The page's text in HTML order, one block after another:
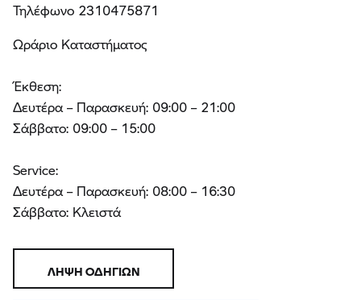
Τηλέφωνο 2310475871
Ωράριο Καταστήματος
Έκθεση:
Δευτέρα – Παρασκευή: 09:00 – 21:00
Σάββατο: 09:00 – 15:00
Service:
Δευτέρα – Παρασκευή: 08:00 – 16:30
Σάββατο: Κλειστά
ΛΉΨΗ ΟΔΗΓΙΏΝ